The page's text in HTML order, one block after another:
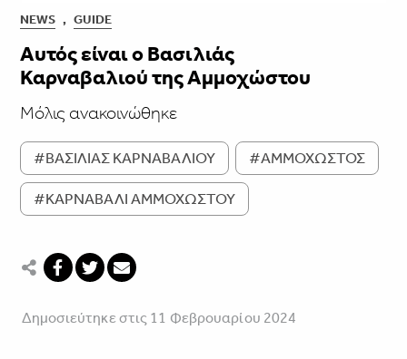
NEWS , GUIDE
Αυτός είναι ο Βασιλιάς
Καρναβαλιού της Αμμοχώστου
Μόλις ανακοινώθηκε
#ΒΑΣΙΛΙΑΣ ΚΑΡΝΑΒΑΛΙΟΥ #ΑΜΜΟΧΩΣΤΟΣ
#ΚΑΡΝΑΒΑΛΙ ΑΜΜΟΧΩΣΤΟΥ
Δημοσιεύτηκε στις 11 Φεβρουαρίου 2024